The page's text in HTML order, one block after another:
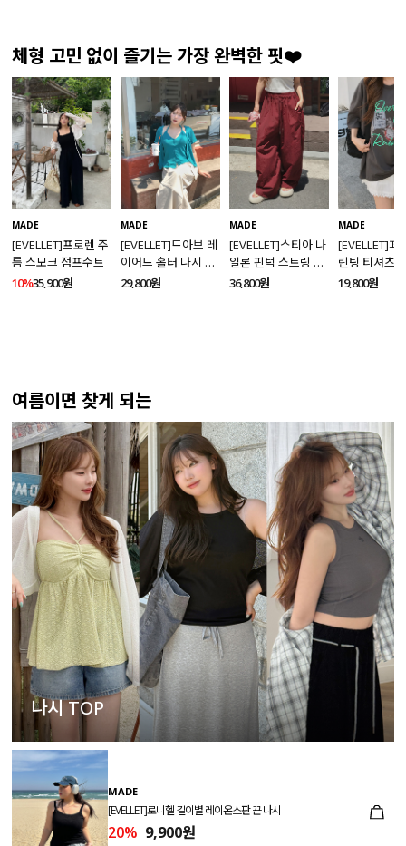
체형 고민 없이 즐기는 가장 완벽한 핏❤️
MADE
[EVELLET]프로렌 주
름 스모크 점프수트
10%35,900원
MADE
[EVELLET]드아브 레
이어드 홀터 나시 가
디건 티셔츠
29,800원
MADE
[EVELLET]스티아 나
일론 핀턱 스트링 커
브드 밴딩팬츠
36,800원
MADE
[EVELLET]페
린팅 티셔츠
19,800원
여름이면 찾게 되는
나시 TOP
MADE
[EVELLET]로니헬 길이별 레이온스판 끈 나시
20% 9,900원